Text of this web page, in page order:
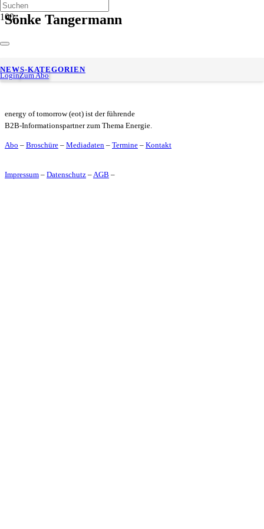
LoginZum Abo
NEWS-KATEGORIEN
Sönke Tangermann
LNG-Importe sind deutlich klimaschädlicher als offizielle
Zahlen nahelegen
energy of tomorrow (eot) ist der führende
B2B-Informationspartner zum Thema Energie.
Abo – Broschüre – Mediadaten – Termine – Kontakt
Impressum – Datenschutz –AGB –